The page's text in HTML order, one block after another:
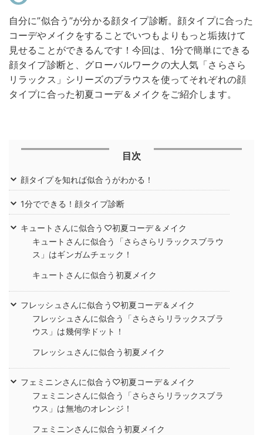
自分に”似合う”が分かる顔タイプ診断。顔タイプに合った
コーデやメイクをすることでいつもよりもっと垢抜けて
見せることができるんです！今回は、1分で簡単にできる
顔タイプ診断と、グローバルワークの大人気「さらさら
リラックス」シリーズのブラウスを使ってそれぞれの顔
タイプに合った初夏コーデ＆メイクをご紹介します。
目次
顔タイプを知れば似合うがわかる！
1分でできる！顔タイプ診断
キュートさんに似合う♡初夏コーデ＆メイク
キュートさんに似合う「さらさらリラックスブラウ
ス」はギンガムチェック！
キュートさんに似合う初夏メイク
フレッシュさんに似合う♡初夏コーデ＆メイク
フレッシュさんに似合う「さらさらリラックスブラ
ウス」は幾何学ドット！
フレッシュさんに似合う初夏メイク
フェミニンさんに似合う♡初夏コーデ＆メイク
フェミニンさんに似合う「さらさらリラックスブラ
ウス」は無地のオレンジ！
フェミニンさんに似合う初夏メイク